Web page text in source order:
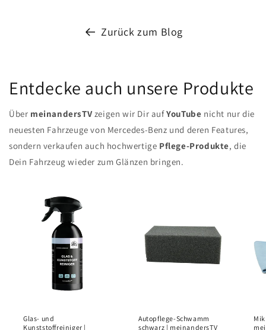
Zurück zum Blog
Entdecke auch unsere Produkte
Über meinandersTVzeigen wir Dir aufYouTube nicht nur die
neuesten Fahrzeuge von Mercedes-Benz und deren Features,
sondern verkaufen auch hochwertige Pflege-Produkte, die
Dein Fahrzeug wieder zum Glänzen bringen.
Glas- und
Kunststoffreiniger |
Autopflege-Schwamm
schwarz | meinandersTV